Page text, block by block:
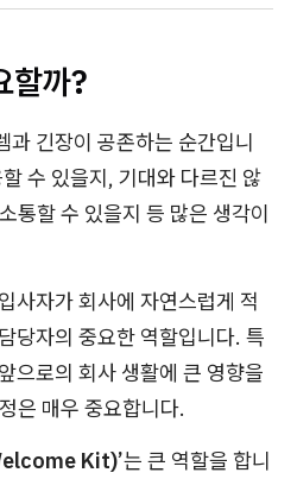
할까?
과 긴장이 공존하는 순간입니
수 있을지, 기대와 다르진 않
통할 수 있을지 등 많은 생각이
사자가 회사에 자연스럽게 적
당자의 중요한 역할입니다. 특
으로의 회사 생활에 큰 영향을
은 매우 중요합니다.
Kit)’는 큰 역할을 합니